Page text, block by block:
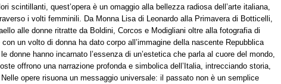
scintillanti, quest’opera è un omaggio alla bellezza radiosa dell’arte italiana,
i volti femminili. Da Monna Lisa di Leonardo alla Primavera di Botticelli,
alle donne ritratte da Boldini, Corcos e Modigliani oltre alla fotografia di
un volto di donna ha dato corpo all’immagine della nascente Repubblica
donne hanno incarnato l’essenza di un’estetica che parla al cuore del mondo,
offrono una narrazione profonda e simbolica dell’Italia, intrecciando storia,
opere risuona un messaggio universale: il passato non è un semplice